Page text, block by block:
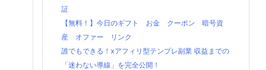
証
【無料！】今日のギフト お金 クーポン 暗号資
産 オファー リンク
誰でもできる！xアフィリ型テンプレ副業 収益までの
「迷わない導線」を完全公開！